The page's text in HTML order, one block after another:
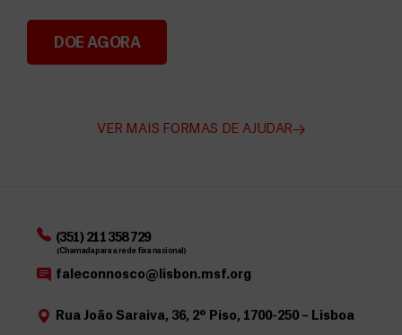
Angarie Fundos para a MSF
DOE AGORA
VER MAIS FORMAS DE AJUDAR
(351) 211 358 729
(Chamada para a rede fixa nacional)
faleconnosco@lisbon.msf.org
Rua João Saraiva, 36, 2º Piso, 1700-250 – Lisboa